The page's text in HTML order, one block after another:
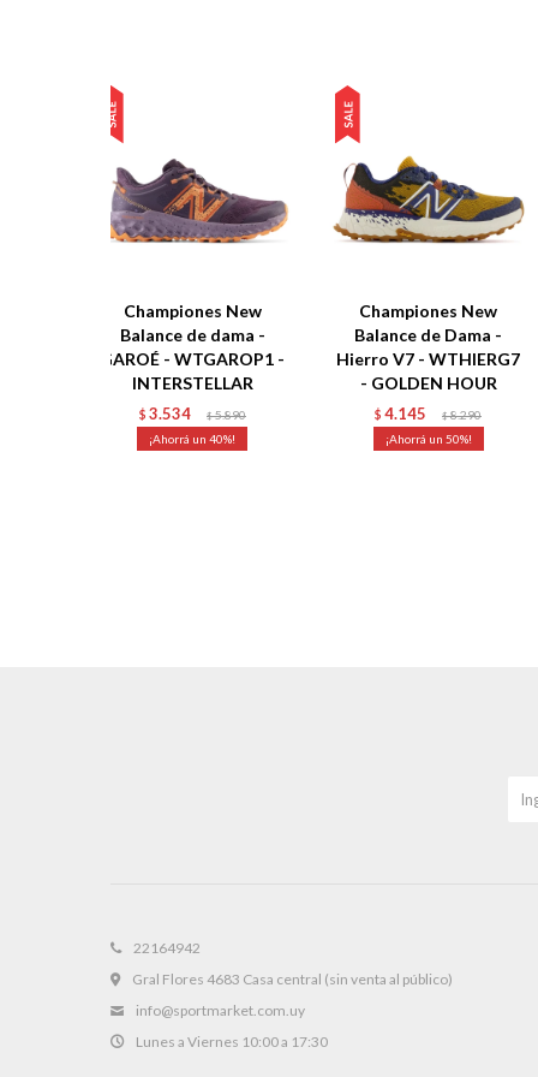
Championes New
Balance de dama -
GAROÉ - WTGAROP1 -
INTERSTELLAR
$ 3.534 $ 5.890
40
Championes New
Balance de Dama -
Hierro V7 - WTHIERG7
- GOLDEN HOUR
$ 4.145 $ 8.290
50
22164942
Gral Flores 4683 Casa central (sin venta al público)
info@sportmarket.com.uy
Lunes a Viernes 10:00 a 17:30